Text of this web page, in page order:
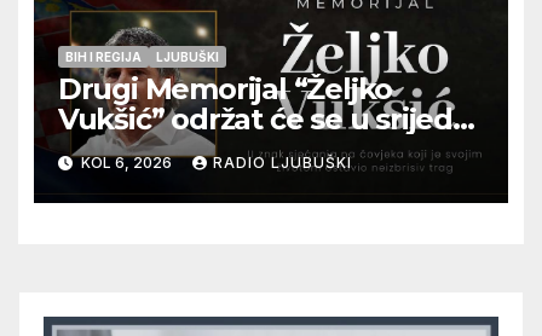
BIH I REGIJA LJUBUŠKI
Drugi Memorijal “Željko
Vukšić” održat će se u srijedu
12. kolovoza u Otoku
KOL 6, 2026 RADIO LJUBUŠKI